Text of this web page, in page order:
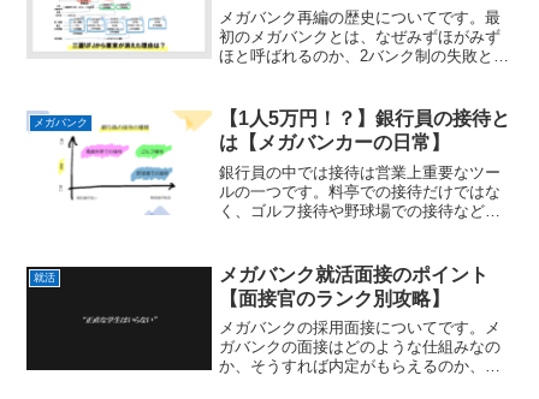
メガバンク再編の歴史についてです。最
初のメガバンクとは、なぜみずほがみず
ほと呼ばれるのか、2バンク制の失敗と
味は何なのか、現役メガバンク行員が分
かりやすく解説します。
メガバンク
【1人5万円！？】銀行員の接待と
は【メガバンカーの日常】
銀行員の中では接待は営業上重要なツー
ルの一つです。料亭での接待だけではな
く、ゴルフ接待や野球場での接待など種
について、高級料亭での実体験も交えつ
つ解説します。
就活
メガバンク就活面接のポイント
【面接官のランク別攻略】
メガバンクの採用面接についてです。メ
ガバンクの面接はどのような仕組みなの
か、そうすれば内定がもらえるのか、本